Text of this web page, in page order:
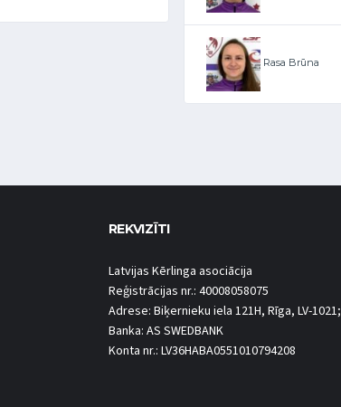
Rasa Brūna
REKVIZĪTI
Latvijas Kērlinga asociācija
Reģistrācijas nr.: 40008058075
Adrese: Biķernieku iela 121H, Rīga, LV-1021;
Banka: AS SWEDBANK
Konta nr.: LV36HABA0551010794208